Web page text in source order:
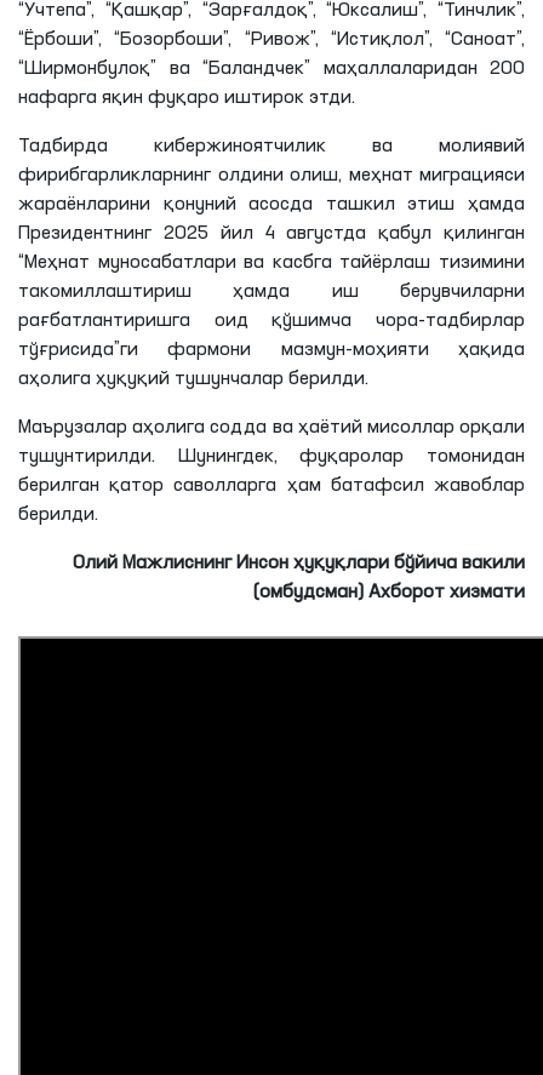
“Учтепа”, “Қашқар”, “Зарғалдоқ”, “Юксалиш”, “Тинчлик”,
“Ёрбоши”, “Бозорбоши”, “Ривож”, “Истиқлол”, “Саноат”,
“Ширмонбулоқ” ва “Баландчек” маҳаллаларидан 200
нафарга яқин фуқаро иштирок этди.
Тадбирда кибержиноятчилик ва молиявий
фирибгарликларнинг олдини олиш, меҳнат миграцияси
жараёнларини қонуний асосда ташкил этиш ҳамда
Президентнинг 2025 йил 4 августда қабул қилинган
“Меҳнат муносабатлари ва касбга тайёрлаш тизимини
такомиллаштириш ҳамда иш берувчиларни
рағбатлантиришга оид қўшимча чора-тадбирлар
тўғрисида”ги фармони мазмун-моҳияти ҳақида
аҳолига ҳуқуқий тушунчалар берилди.
Маърузалар аҳолига содда ва ҳаётий мисоллар орқали
тушунтирилди. Шунингдек, фуқаролар томонидан
берилган қатор саволларга ҳам батафсил жавоблар
берилди.
Олий Мажлиснинг Инсон ҳуқуқлари бўйича вакили
(омбудсман) Ахборот хизмати